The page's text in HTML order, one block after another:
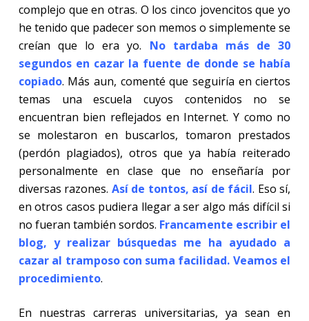
complejo que en otras. O los cinco jovencitos que yo
he tenido que padecer son memos o simplemente se
creían que lo era yo. No tardaba más de 30
segundos en cazar la fuente de donde se había
copiado. Más aun, comenté que seguiría en ciertos
temas una escuela cuyos contenidos no se
encuentran bien reflejados en Internet. Y como no
se molestaron en buscarlos, tomaron prestados
(perdón plagiados), otros que ya había reiterado
personalmente en clase que no enseñaría por
diversas razones. Así de tontos, así de fácil. Eso sí,
en otros casos pudiera llegar a ser algo más difícil si
no fueran también sordos. Francamente escribir el
blog, y realizar búsquedas me ha ayudado a
cazar al tramposo con suma facilidad. Veamos el
procedimiento.
En nuestras carreras universitarias, ya sean en